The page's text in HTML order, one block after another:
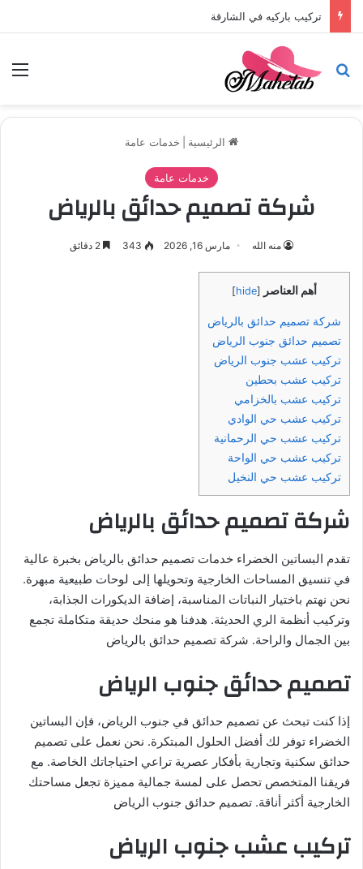
تركيب باركيه في الشارقة
بحث عن
الرئيسية خدمات عامة
خدمات عامة
شركة تصميم حدائق بالرياض
منه الله مارس 16, 2026 343
أهم العناصر [
hide
]
شركة تصميم حدائق بالرياض
تصميم حدائق جنوب الرياض
تركيب عشب جنوب الرياض
تركيب عشب بحطين
تركيب عشب بالخزامي
تركيب عشب حي الوادي
تركيب عشب حي الرحمانية
تركيب عشب حي الواحة
تركيب عشب حي النخيل
شركة تصميم حدائق بالرياض
تقدم البساتين الخضراء خدمات تصميم حدائق بالرياض بخبرة عالية
في تنسيق المساحات الخارجية وتحويلها إلى لوحات طبيعية مبهرة.
نحن نهتم باختيار النباتات المناسبة، إضافة الديكورات الجذابة،
وتركيب أنظمة الري الحديثة. هدفنا هو منحك حديقة متكاملة تجمع
بين الجمال والراحة. شركة تصميم حدائق بالرياض
تصميم حدائق جنوب الرياض
إذا كنت تبحث عن تصميم حدائق في جنوب الرياض، فإن البساتين
الخضراء توفر لك أفضل الحلول المبتكرة. نحن نعمل على تصميم
حدائق سكنية وتجارية بأفكار عصرية تراعي احتياجاتك الخاصة. مع
فريقنا المتخصص تحصل على لمسة جمالية مميزة تجعل مساحتك
الخارجية أكثر أناقة. تصميم حدائق جنوب الرياض
تركيب عشب جنوب الرياض